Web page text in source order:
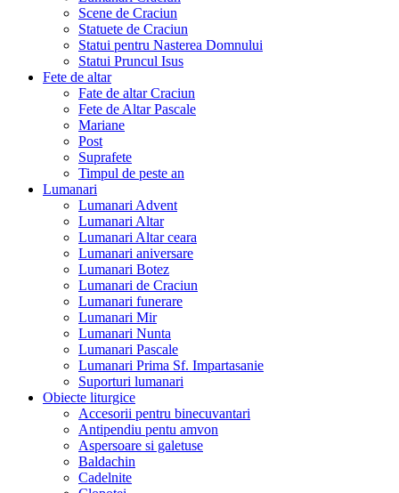
Scene de Craciun
Statuete de Craciun
Statui pentru Nasterea Domnului
Statui Pruncul Isus
Fete de altar
Fate de altar Craciun
Fete de Altar Pascale
Mariane
Post
Suprafete
Timpul de peste an
Lumanari
Lumanari Advent
Lumanari Altar
Lumanari Altar ceara
Lumanari aniversare
Lumanari Botez
Lumanari de Craciun
Lumanari funerare
Lumanari Mir
Lumanari Nunta
Lumanari Pascale
Lumanari Prima Sf. Impartasanie
Suporturi lumanari
Obiecte liturgice
Accesorii pentru binecuvantari
Antipendiu pentu amvon
Aspersoare si galetuse
Baldachin
Cadelnite